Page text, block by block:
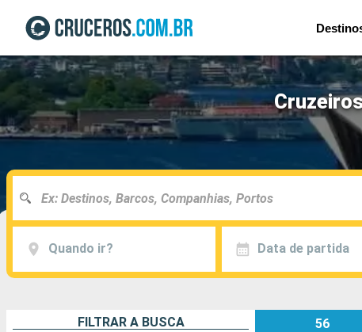
Quando ir? Data de partida
FILTRAR A BUSCA
56